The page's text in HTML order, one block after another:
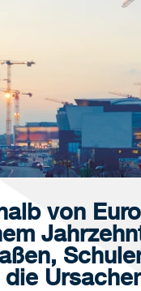
von